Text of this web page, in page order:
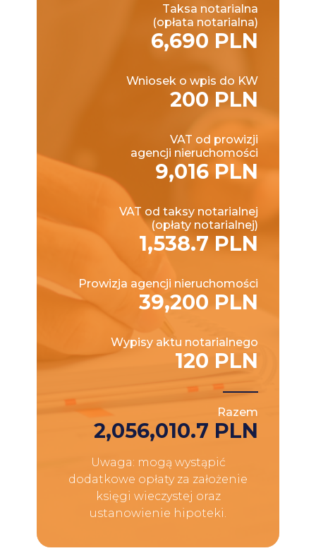
Taksa notarialna
(opłata notarialna)
6,690 PLN
Wniosek o wpis do KW
200 PLN
VAT od prowizji
agencji nieruchomości
9,016 PLN
VAT od taksy notarialnej
(opłaty notarialnej)
1,538.7 PLN
Prowizja agencji nieruchomości
39,200 PLN
Wypisy aktu notarialnego
120 PLN
Razem
2,056,010.7 PLN
Uwaga: mogą wystąpić
dodatkowe opłaty za założenie
księgi wieczystej oraz
ustanowienie hipoteki.